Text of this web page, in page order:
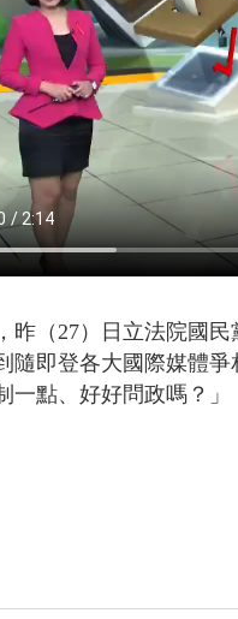
昨（27）日立法院國
隨即登各大國際媒體
一點、好好問政嗎？」